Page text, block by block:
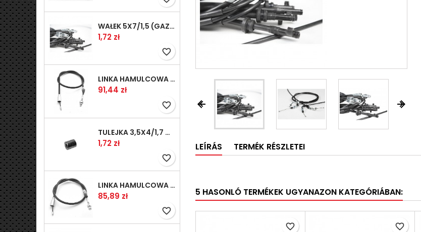
WAŁEK 5X7/1,5 (GAZ WSK)(PR5)
Ár
1,72 zł
favorite_border
LINKA HAMULCOWA PRZYCZEPY KNOTT 1240/1030 33921-1.11S
Ár
91,44 zł
favorite_border
TULEJKA 3,5X4/1,7 GAZÓW -OCYNK
Ár
1,72 zł
favorite_border
LINKA HAMULCOWA PRZYCZEPY KNOTT 1040/830 33921-1.07S
Ár
85,89 zł
favorite_border
 
 
LEÍRÁS TERMÉK RÉSZLETEI
5 HASONLÓ TERMÉKEK UGYANAZON KATEGÓRIÁBAN:
favorite_border favorite_border